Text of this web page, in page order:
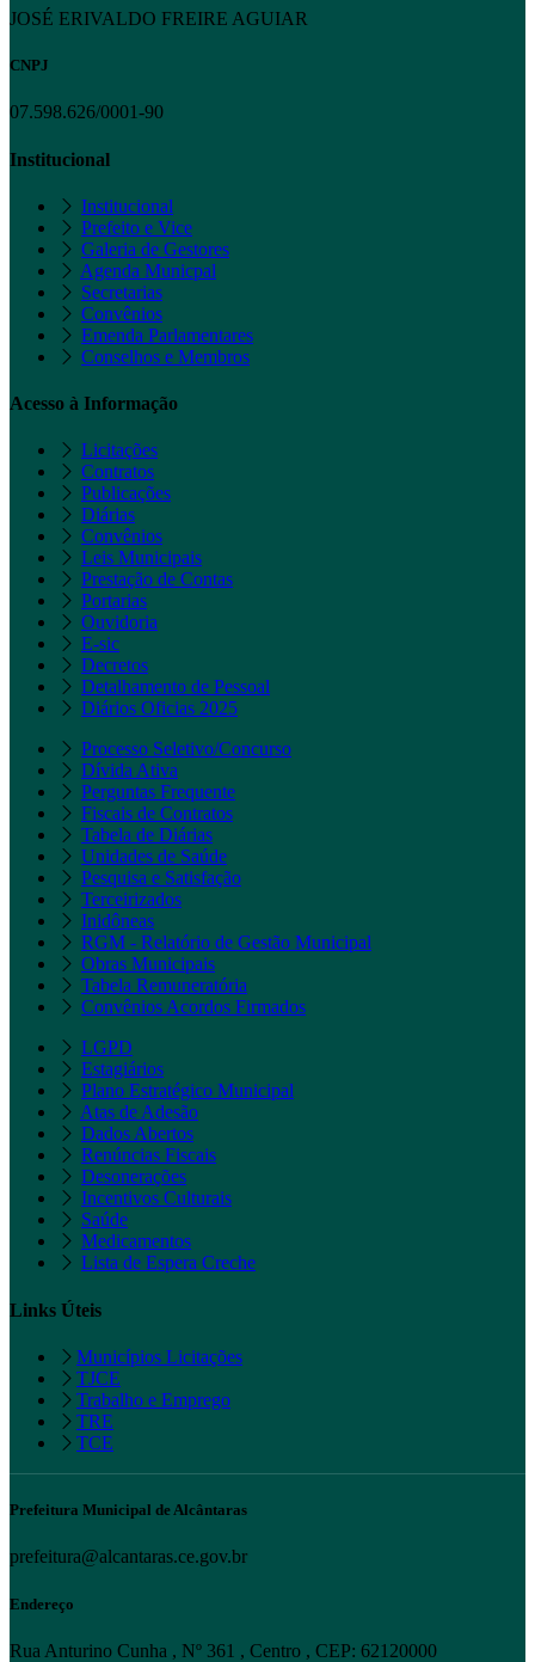
JOSÉ ERIVALDO FREIRE AGUIAR
CNPJ
07.598.626/0001-90
Institucional
Institucional
Prefeito e Vice
Galeria de Gestores
Agenda Municpal
Secretarias
Convênios
Emenda Parlamentares
Conselhos e Membros
Acesso à Informação
Licitações
Contratos
Publicações
Diárias
Convênios
Leis Municipais
Prestação de Contas
Portarias
Ouvidoria
E-sic
Decretos
Detalhamento de Pessoal
Diários Oficias 2025
Processo Seletivo/Concurso
Dívida Ativa
Perguntas Frequente
Fiscais de Contratos
Tabela de Diárias
Unidades de Saúde
Pesquisa e Satisfação
Terceirizados
Inidôneas
RGM - Relatório de Gestão Municipal
Obras Municipais
Tabela Remuneratória
Convênios Acordos Firmados
LGPD
Estagiários
Plano Estratégico Municipal
Atas de Adesão
Dados Abertos
Renúncias Fiscais
Desonerações
Incentivos Culturais
Saúde
Medicamentos
Lista de Espera Creche
Links Úteis
Municípios Licitações
TJCE
Trabalho e Emprego
TRE
TCE
Prefeitura Municipal de Alcântaras
prefeitura@alcantaras.ce.gov.br
Endereço
Rua Anturino Cunha , Nº 361 , Centro , CEP: 62120000